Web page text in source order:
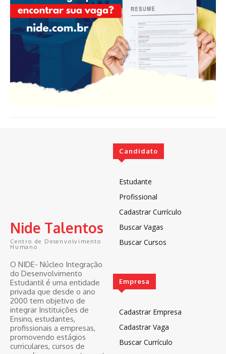
Nide Talentos
Centro de Desenvolvimento
Humano
O NIDE- Núcleo Integração
do Desenvolvimento
Estudantil é uma entidade
privada que desde o ano
2000 tem objetivo de
integrar Instituições de
Ensino, estudantes,
profissionais a empresas,
promovendo estágios
curriculares, cursos de
Candidato
Estudante
Profissional
Cadastrar Currículo
Buscar Vagas
Buscar Cursos
Empresa
Cadastrar Empresa
Cadastrar Vaga
Buscar Currículo